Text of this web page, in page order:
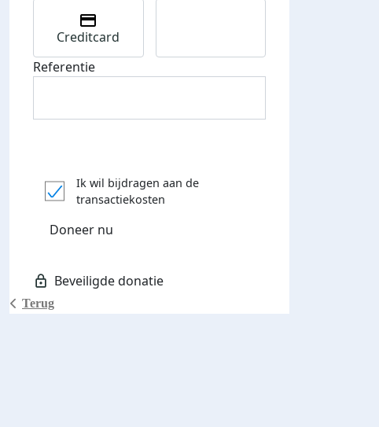
Terug
Creditcard
Referentie
Ik wil bijdragen aan de
transactiekosten
Doneer nu